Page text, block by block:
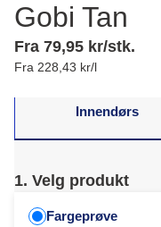
Gobi Tan
Fra 79,95 kr/stk.
Fra 228,43 kr/l
Innendørs
1. Velg produkt
Fargeprøve